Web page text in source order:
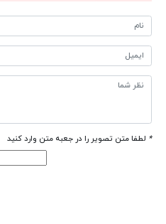
* لطفا متن تصویر را در جعبه متن وارد کنید